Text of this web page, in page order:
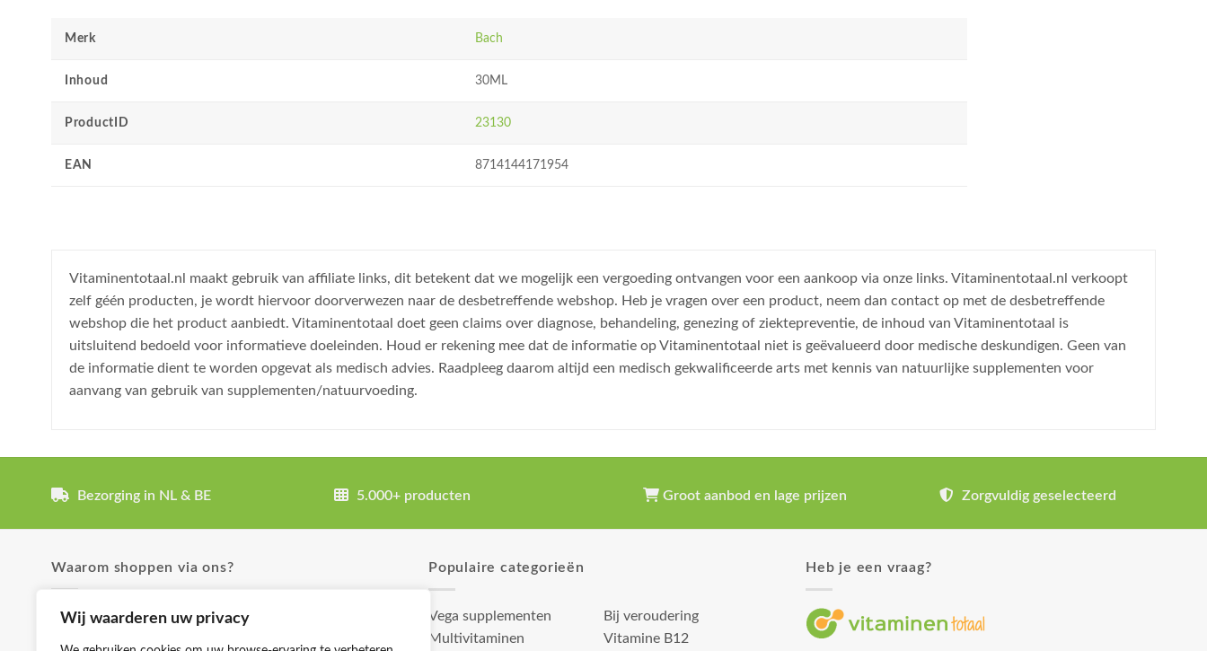
Wij waarderen uw privacy
Merk Bach
Inhoud 30ML
ProductID 23130
EAN 8714144171954
Vitaminentotaal.nl maakt gebruik van affiliate links, dit betekent dat we mogelijk een vergoeding ontvangen voor een aankoop via onze links. Vitaminentotaal.nl verkoopt
zelf géén producten, je wordt hiervoor doorverwezen naar de desbetreffende webshop. Heb je vragen over een product, neem dan contact op met de desbetreffende
webshop die het product aanbiedt. Vitaminentotaal doet geen claims over diagnose, behandeling, genezing of ziektepreventie, de inhoud van Vitaminentotaal is
uitsluitend bedoeld voor informatieve doeleinden. Houd er rekening mee dat de informatie op Vitaminentotaal niet is geëvalueerd door medische deskundigen. Geen van
de informatie dient te worden opgevat als medisch advies. Raadpleeg daarom altijd een medisch gekwalificeerde arts met kennis van natuurlijke supplementen voor
aanvang van gebruik van supplementen/natuurvoeding.
Bezorging in NL & BE 5.000+ producten Groot aanbod en lage prijzen Zorgvuldig geselecteerd
Waarom shoppen via ons?
✓ Uitgebreide product omschrijvingen
Populaire categorieën
Vega supplementen
Multivitaminen
Bij veroudering
Vitamine B12
Heb je een vraag?